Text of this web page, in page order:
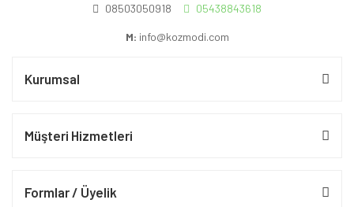
08503050918 05438843618
M: info@kozmodi.com
Kurumsal
Müşteri Hizmetleri
Formlar / Üyelik